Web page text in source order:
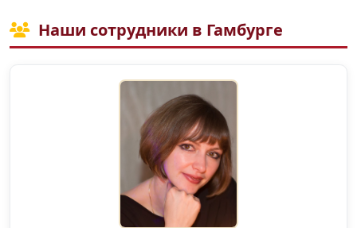
Наши сотрудники в Гамбурге